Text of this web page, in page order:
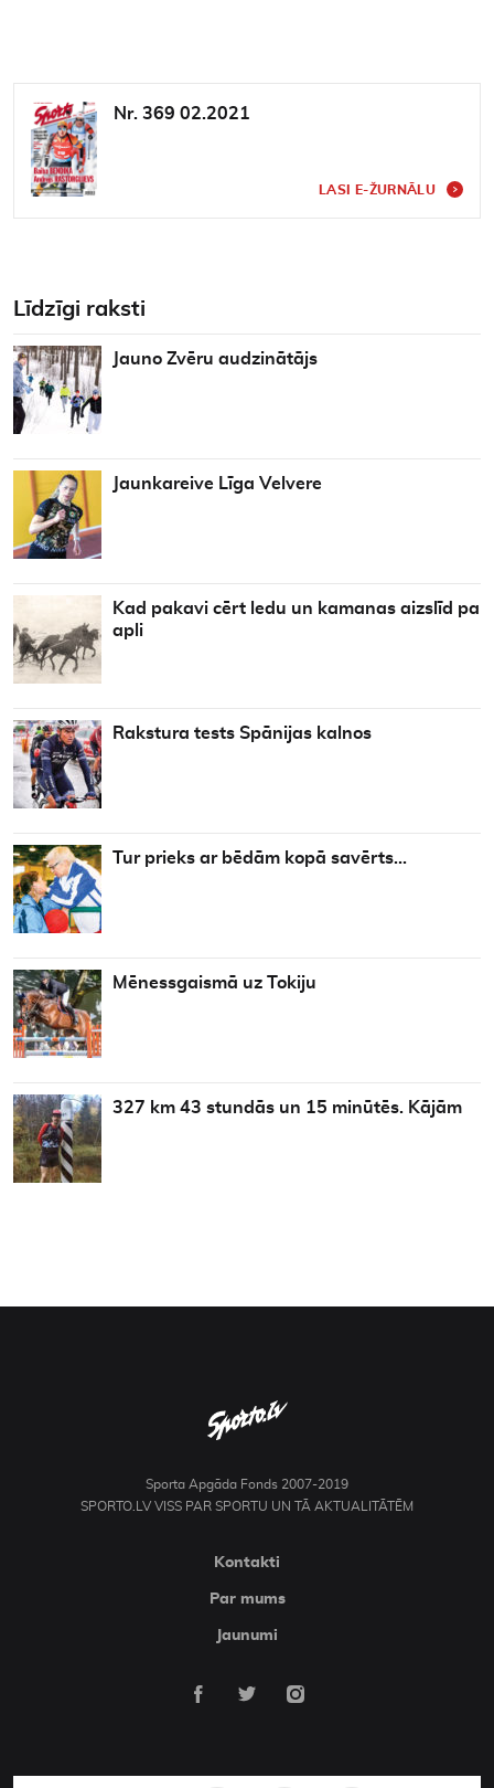
Nr. 369 02.2021
LASI E-ŽURNĀLU
Līdzīgi raksti
Jauno Zvēru audzinātājs
Jaunkareive Līga Velvere
Kad pakavi cērt ledu un kamanas aizslīd pa
apli
Rakstura tests Spānijas kalnos
Tur prieks ar bēdām kopā savērts…
Mēnessgaismā uz Tokiju
327 km 43 stundās un 15 minūtēs. Kājām
Sporta Apgāda Fonds 2007-2019
SPORTO.LV VISS PAR SPORTU UN TĀ AKTUALITĀTĒM
Kontakti
Par mums
Jaunumi